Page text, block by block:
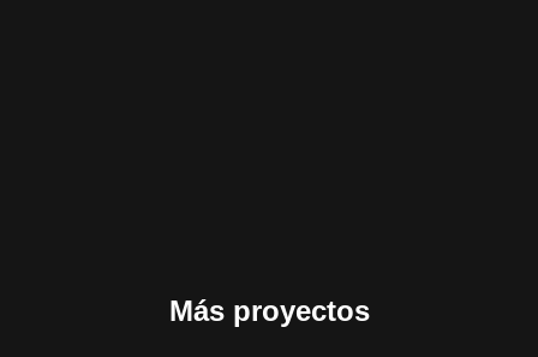
Más proyectos